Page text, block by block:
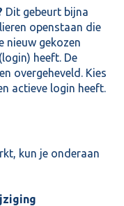
Dit gebeurt bijna
openstaan die
nieuw gekozen
heeft. De
overgeheveld. Kies
actieve login heeft.
kun je onderaan